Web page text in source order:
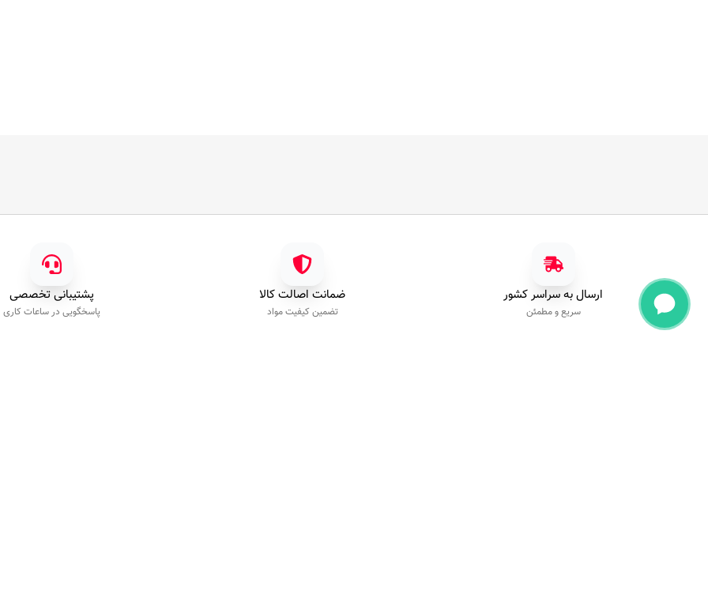
ارسال به سراسر کشور
سریع و مطمئن
ضمانت اصالت کالا
تضمین کیفیت مواد
پشتیبانی تخصصی
پاسخگویی در ساعات کاری